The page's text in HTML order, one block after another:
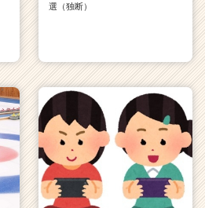
選（独断）